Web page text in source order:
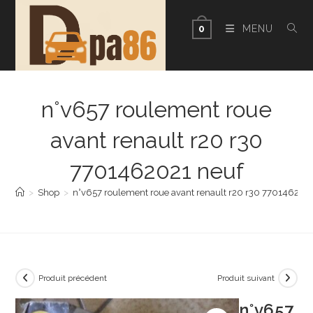
0 MENU
n°v657 roulement roue
avant renault r20 r30
7701462021 neuf
> Shop > n°v657 roulement roue avant renault r20 r30
Produit précédent Produit suivant